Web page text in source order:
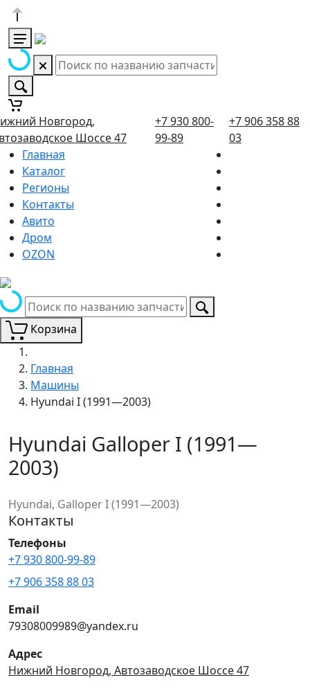
Новгород,
Шоссе 47
+7 930 800-
99-89
+7 906 358 88
03
Главная
Каталог
Регионы
Контакты
Авито
Дром
OZON
Корзина
Главная
Машины
Hyundai I (1991—2003)
Hyundai Galloper I (1991—
2003)
Hyundai, Galloper I (1991—2003)
Контакты
Телефоны
+7 930 800-99-89
+7 906 358 88 03
Email
79308009989@yandex.ru
Адрес
Нижний Новгород, Автозаводское Шоссе 47